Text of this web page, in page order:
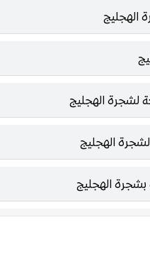
الهجليج
لشجرة الهجليج
الهجليج
الهجليج